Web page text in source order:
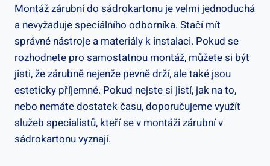
Montáž zárubní do sádrokartonu je velmi jednoduchá
a nevyžaduje speciálního odborníka. Stačí mít
správné nástroje a materiály k instalaci. Pokud se
rozhodnete pro samostatnou montáž, můžete si být
jisti, že zárubně nejenže pevně drží, ale také jsou
esteticky příjemné. Pokud nejste si jistí, jak na to,
nebo nemáte dostatek času, doporučujeme využít
služeb specialistů, kteří se v montáži zárubní v
sádrokartonu vyznají.